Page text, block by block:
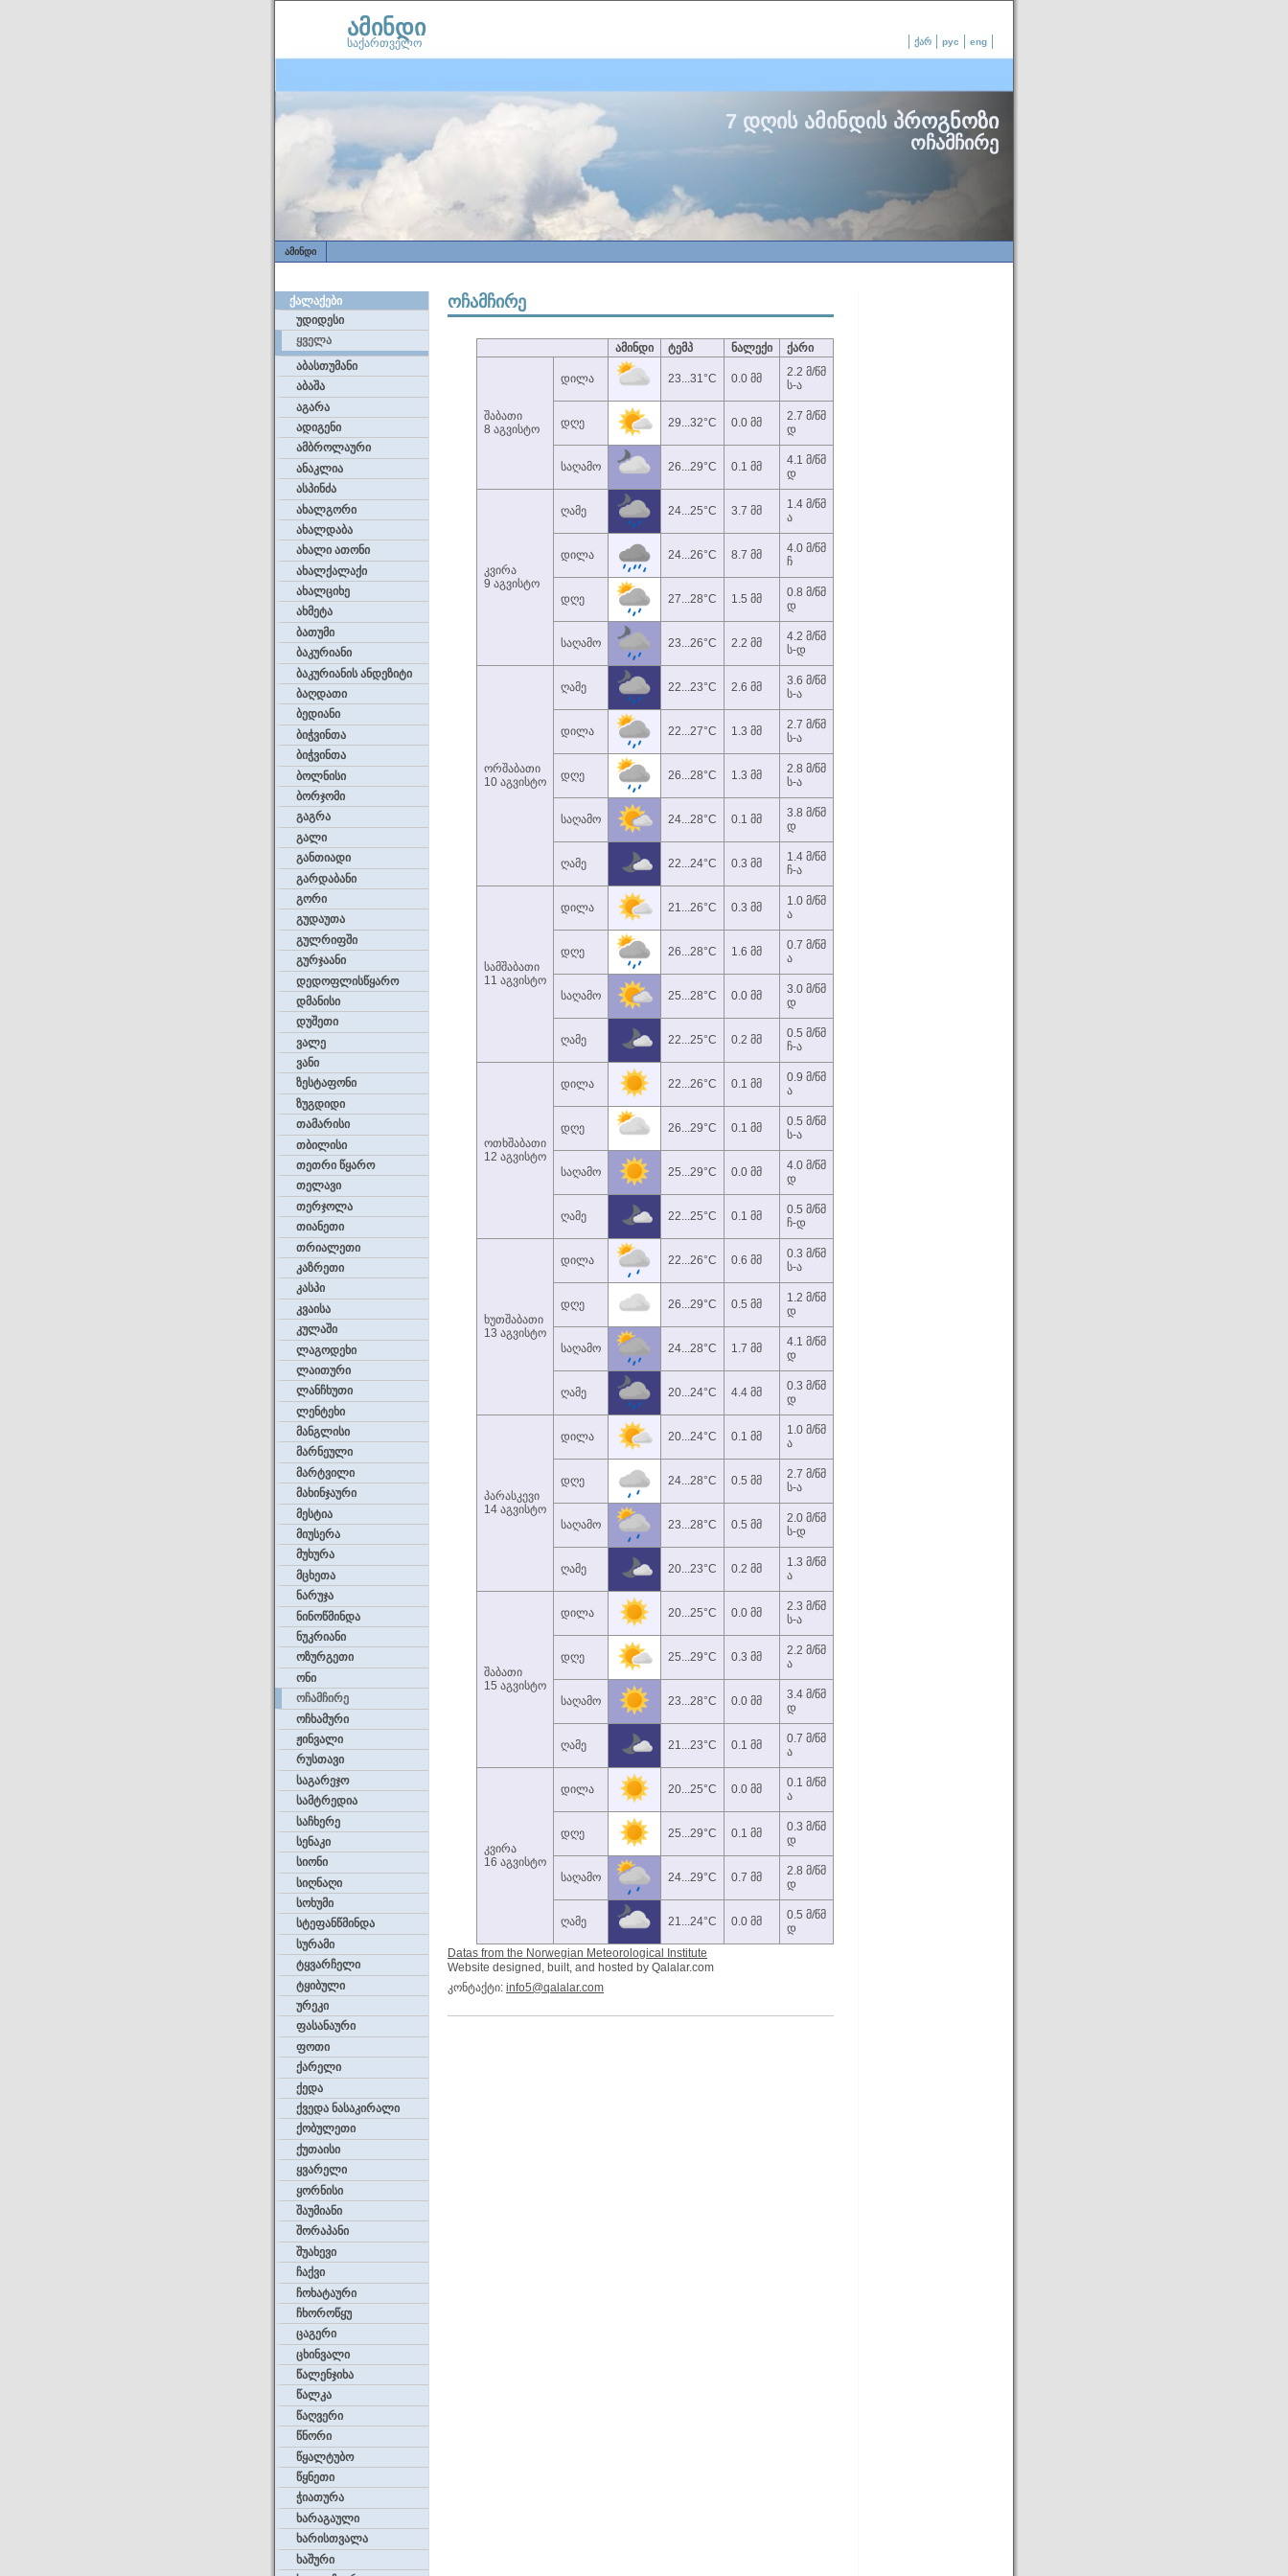
ქარ рус eng
ამინდი
საქართველო
7 დღის ამინდის პროგნოზი
ოჩამჩირე
ᲐᲛᲘᲜᲓᲘ
ᲥᲐᲚᲐᲥᲔᲑᲘ
უდიდესი
ყველა
აბასთუმანი
აბაშა
აგარა
ადიგენი
ამბროლაური
ანაკლია
ასპინძა
ახალგორი
ახალდაბა
ახალი ათონი
ახალქალაქი
ახალციხე
ახმეტა
ბათუმი
ბაკურიანი
ბაკურიანის ანდეზიტი
ბაღდათი
ბედიანი
ბიჭვინთა
ბიჭვინთა
ბოლნისი
ბორჯომი
გაგრა
გალი
განთიადი
გარდაბანი
გორი
გუდაუთა
გულრიფში
გურჯაანი
დედოფლისწყარო
დმანისი
დუშეთი
ვალე
ვანი
ზესტაფონი
ზუგდიდი
თამარისი
თბილისი
თეთრი წყარო
თელავი
თერჯოლა
თიანეთი
თრიალეთი
კაზრეთი
კასპი
კვაისა
კულაში
ლაგოდეხი
ლაითური
ლანჩხუთი
ლენტეხი
მანგლისი
მარნეული
მარტვილი
მახინჯაური
მესტია
მიუსერა
მუხურა
მცხეთა
ნარუჯა
ნინოწმინდა
ნუკრიანი
ოზურგეთი
ონი
ოჩამჩირე
ოჩხამური
ჟინვალი
რუსთავი
საგარეჯო
სამტრედია
საჩხერე
სენაკი
სიონი
სიღნაღი
სოხუმი
სტეფანწმინდა
სურამი
ტყვარჩელი
ტყიბული
ურეკი
ფასანაური
ფოთი
ქარელი
ქედა
ქვედა ნასაკირალი
ქობულეთი
ქუთაისი
ყვარელი
ყორნისი
შაუმიანი
შორაპანი
შუახევი
ჩაქვი
ჩოხატაური
ჩხოროწყუ
ცაგერი
ცხინვალი
წალენჯიხა
წალკა
წაღვერი
წნორი
წყალტუბო
წყნეთი
ჭიათურა
ხარაგაული
ხარისთვალა
ხაშური
ოჩამჩირე
ამინდი ტემპ ნალექი ქარი
შაბათი
8 აგვისტო
დილა 23...31°C 0.0 მმ
2.2 მ/წმ
ს-ა
დღე 29...32°C 0.0 მმ
2.7 მ/წმ
დ
საღამო 26...29°C 0.1 მმ
4.1 მ/წმ
დ
კვირა
9 აგვისტო
ღამე 24...25°C 3.7 მმ
1.4 მ/წმ
ა
დილა 24...26°C 8.7 მმ
4.0 მ/წმ
ჩ
დღე 27...28°C 1.5 მმ
0.8 მ/წმ
დ
საღამო 23...26°C 2.2 მმ
4.2 მ/წმ
ს-დ
ორშაბათი
10 აგვისტო
ღამე 22...23°C 2.6 მმ
3.6 მ/წმ
ს-ა
დილა 22...27°C 1.3 მმ
2.7 მ/წმ
ს-ა
დღე 26...28°C 1.3 მმ
2.8 მ/წმ
ს-ა
საღამო 24...28°C 0.1 მმ
3.8 მ/წმ
დ
ღამე 22...24°C 0.3 მმ
1.4 მ/წმ
ჩ-ა
სამშაბათი
11 აგვისტო
დილა 21...26°C 0.3 მმ
1.0 მ/წმ
ა
დღე 26...28°C 1.6 მმ
0.7 მ/წმ
ა
საღამო 25...28°C 0.0 მმ
3.0 მ/წმ
დ
ღამე 22...25°C 0.2 მმ
0.5 მ/წმ
ჩ-ა
ოთხშაბათი
12 აგვისტო
დილა 22...26°C 0.1 მმ
0.9 მ/წმ
ა
დღე 26...29°C 0.1 მმ
0.5 მ/წმ
ს-ა
საღამო 25...29°C 0.0 მმ
4.0 მ/წმ
დ
ღამე 22...25°C 0.1 მმ
0.5 მ/წმ
ჩ-დ
ხუთშაბათი
13 აგვისტო
დილა 22...26°C 0.6 მმ
0.3 მ/წმ
ს-ა
დღე 26...29°C 0.5 მმ
1.2 მ/წმ
დ
საღამო 24...28°C 1.7 მმ
4.1 მ/წმ
დ
ღამე 20...24°C 4.4 მმ
0.3 მ/წმ
დ
პარასკევი
14 აგვისტო
დილა 20...24°C 0.1 მმ
1.0 მ/წმ
ა
დღე 24...28°C 0.5 მმ
2.7 მ/წმ
ს-ა
საღამო 23...28°C 0.5 მმ
2.0 მ/წმ
ს-დ
ღამე 20...23°C 0.2 მმ
1.3 მ/წმ
ა
შაბათი
15 აგვისტო
დილა 20...25°C 0.0 მმ
2.3 მ/წმ
ს-ა
დღე 25...29°C 0.3 მმ
2.2 მ/წმ
ა
საღამო 23...28°C 0.0 მმ
3.4 მ/წმ
დ
ღამე 21...23°C 0.1 მმ
0.7 მ/წმ
ა
კვირა
16 აგვისტო
დილა 20...25°C 0.0 მმ
0.1 მ/წმ
ა
დღე 25...29°C 0.1 მმ
0.3 მ/წმ
დ
საღამო 24...29°C 0.7 მმ
2.8 მ/წმ
დ
ღამე 21...24°C 0.0 მმ
0.5 მ/წმ
დ
Datas from the Norwegian Meteorological Institute
Website designed, built, and hosted by Qalalar.com
კონტაქტი: info5@qalalar.com